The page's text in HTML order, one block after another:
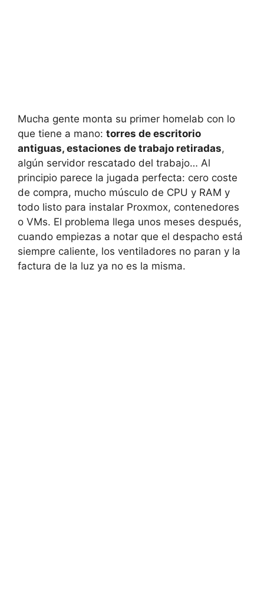
Mucha gente monta su primer homelab con lo
que tiene a mano: torres de escritorio
antiguas, estaciones de trabajo retiradas,
algún servidor rescatado del trabajo… Al
principio parece la jugada perfecta: cero coste
de compra, mucho músculo de CPU y RAM y
todo listo para instalar Proxmox, contenedores
o VMs. El problema llega unos meses después,
cuando empiezas a notar que el despacho está
siempre caliente, los ventiladores no paran y la
factura de la luz ya no es la misma.